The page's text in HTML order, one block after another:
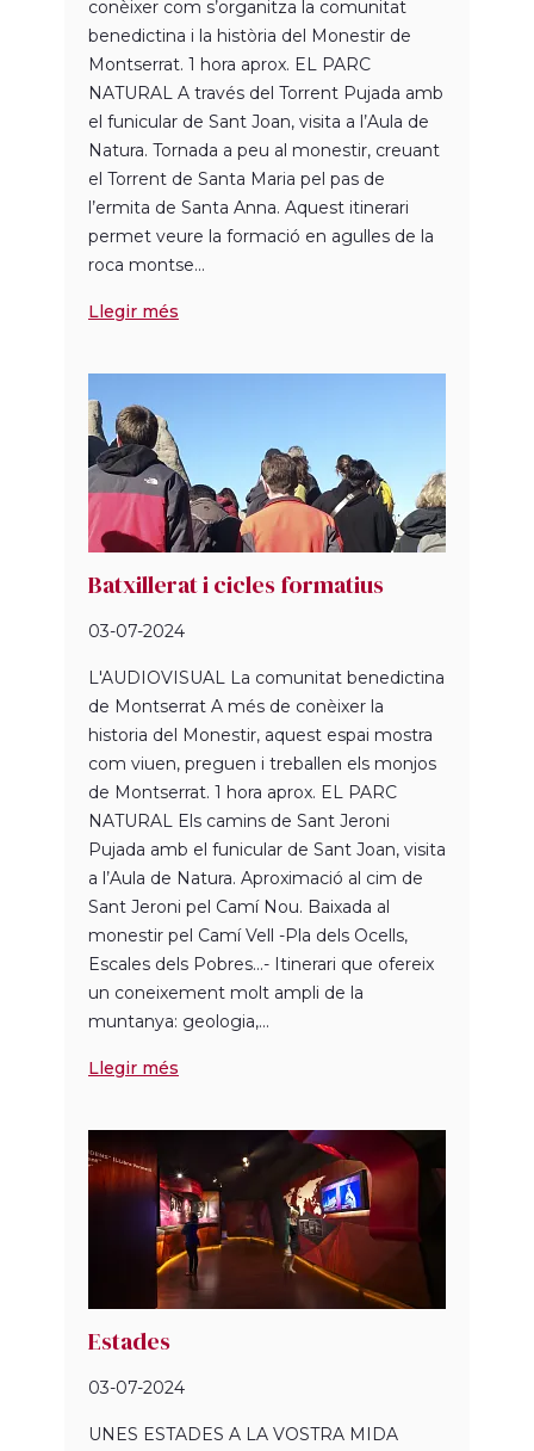
conèixer com s’organitza la comunitat
benedictina i la història del Monestir de
Montserrat. 1 hora aprox. EL PARC
NATURAL A través del Torrent Pujada amb
el funicular de Sant Joan, visita a l’Aula de
Natura. Tornada a peu al monestir, creuant
el Torrent de Santa Maria pel pas de
l’ermita de Santa Anna. Aquest itinerari
permet veure la formació en agulles de la
roca montse...
Llegir més
Batxillerat i cicles formatius
03-07-2024
L'AUDIOVISUAL La comunitat benedictina
de Montserrat A més de conèixer la
historia del Monestir, aquest espai mostra
com viuen, preguen i treballen els monjos
de Montserrat. 1 hora aprox. EL PARC
NATURAL Els camins de Sant Jeroni
Pujada amb el funicular de Sant Joan, visita
a l’Aula de Natura. Aproximació al cim de
Sant Jeroni pel Camí Nou. Baixada al
monestir pel Camí Vell -Pla dels Ocells,
Escales dels Pobres...- Itinerari que ofereix
un coneixement molt ampli de la
muntanya: geologia,...
Llegir més
Estades
03-07-2024
UNES ESTADES A LA VOSTRA MIDA